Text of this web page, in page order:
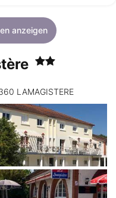
anzeigen
LAMAGISTERE